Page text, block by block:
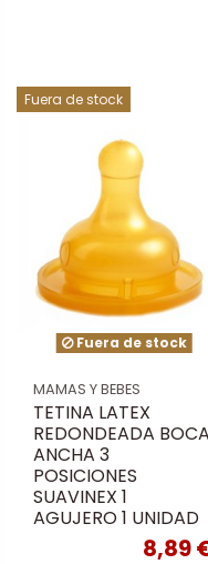
Fuera de stock
Fuera de stock
MAMAS Y BEBES
TETINA LATEX
REDONDEADA BOCA
ANCHA 3
POSICIONES
SUAVINEX 1
AGUJERO 1 UNIDAD
8,89